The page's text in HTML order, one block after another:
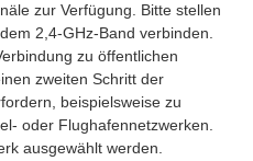
zur Verfügung. Bitte stellen
2,4-GHz-Band verbinden.
zu öffentlichen
zweiten Schritt der
beispielsweise zu
oder Flughafennetzwerken.
ausgewählt werden.